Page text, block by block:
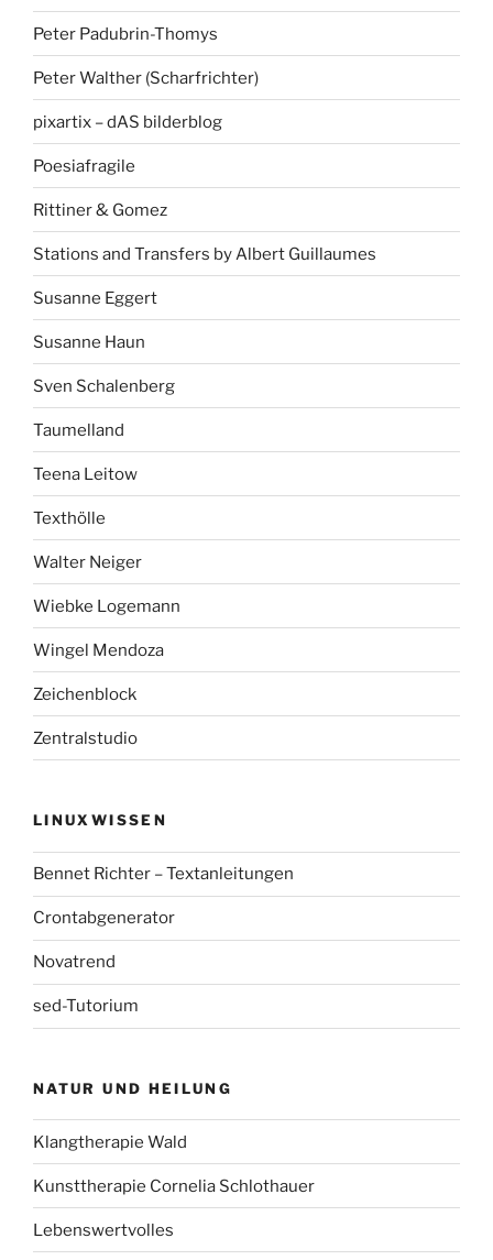
Peter Padubrin-Thomys
Peter Walther (Scharfrichter)
pixartix – dAS bilderblog
Poesiafragile
Rittiner & Gomez
Stations and Transfers by Albert Guillaumes
Susanne Eggert
Susanne Haun
Sven Schalenberg
Taumelland
Teena Leitow
Texthölle
Walter Neiger
Wiebke Logemann
Wingel Mendoza
Zeichenblock
Zentralstudio
LINUXWISSEN
Bennet Richter – Textanleitungen
Crontabgenerator
Novatrend
sed-Tutorium
NATUR UND HEILUNG
Klangtherapie Wald
Kunsttherapie Cornelia Schlothauer
Lebenswertvolles